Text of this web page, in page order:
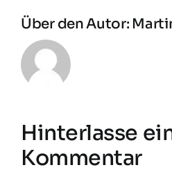
Über den Autor:
Hinterlasse
Kommentar